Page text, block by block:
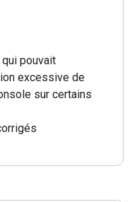
pouvait
excessive de
sur certains